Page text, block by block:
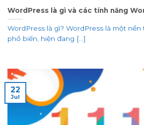
WordPress là gì và các tính năng
WordPress là gì? WordPress là một
phổ biến, hiện đang [...]
22
Jul